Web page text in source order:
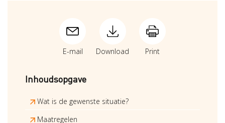
E-mail Download Print
Inhoudsopgave
Wat is de gewenste situatie?
Maatregelen